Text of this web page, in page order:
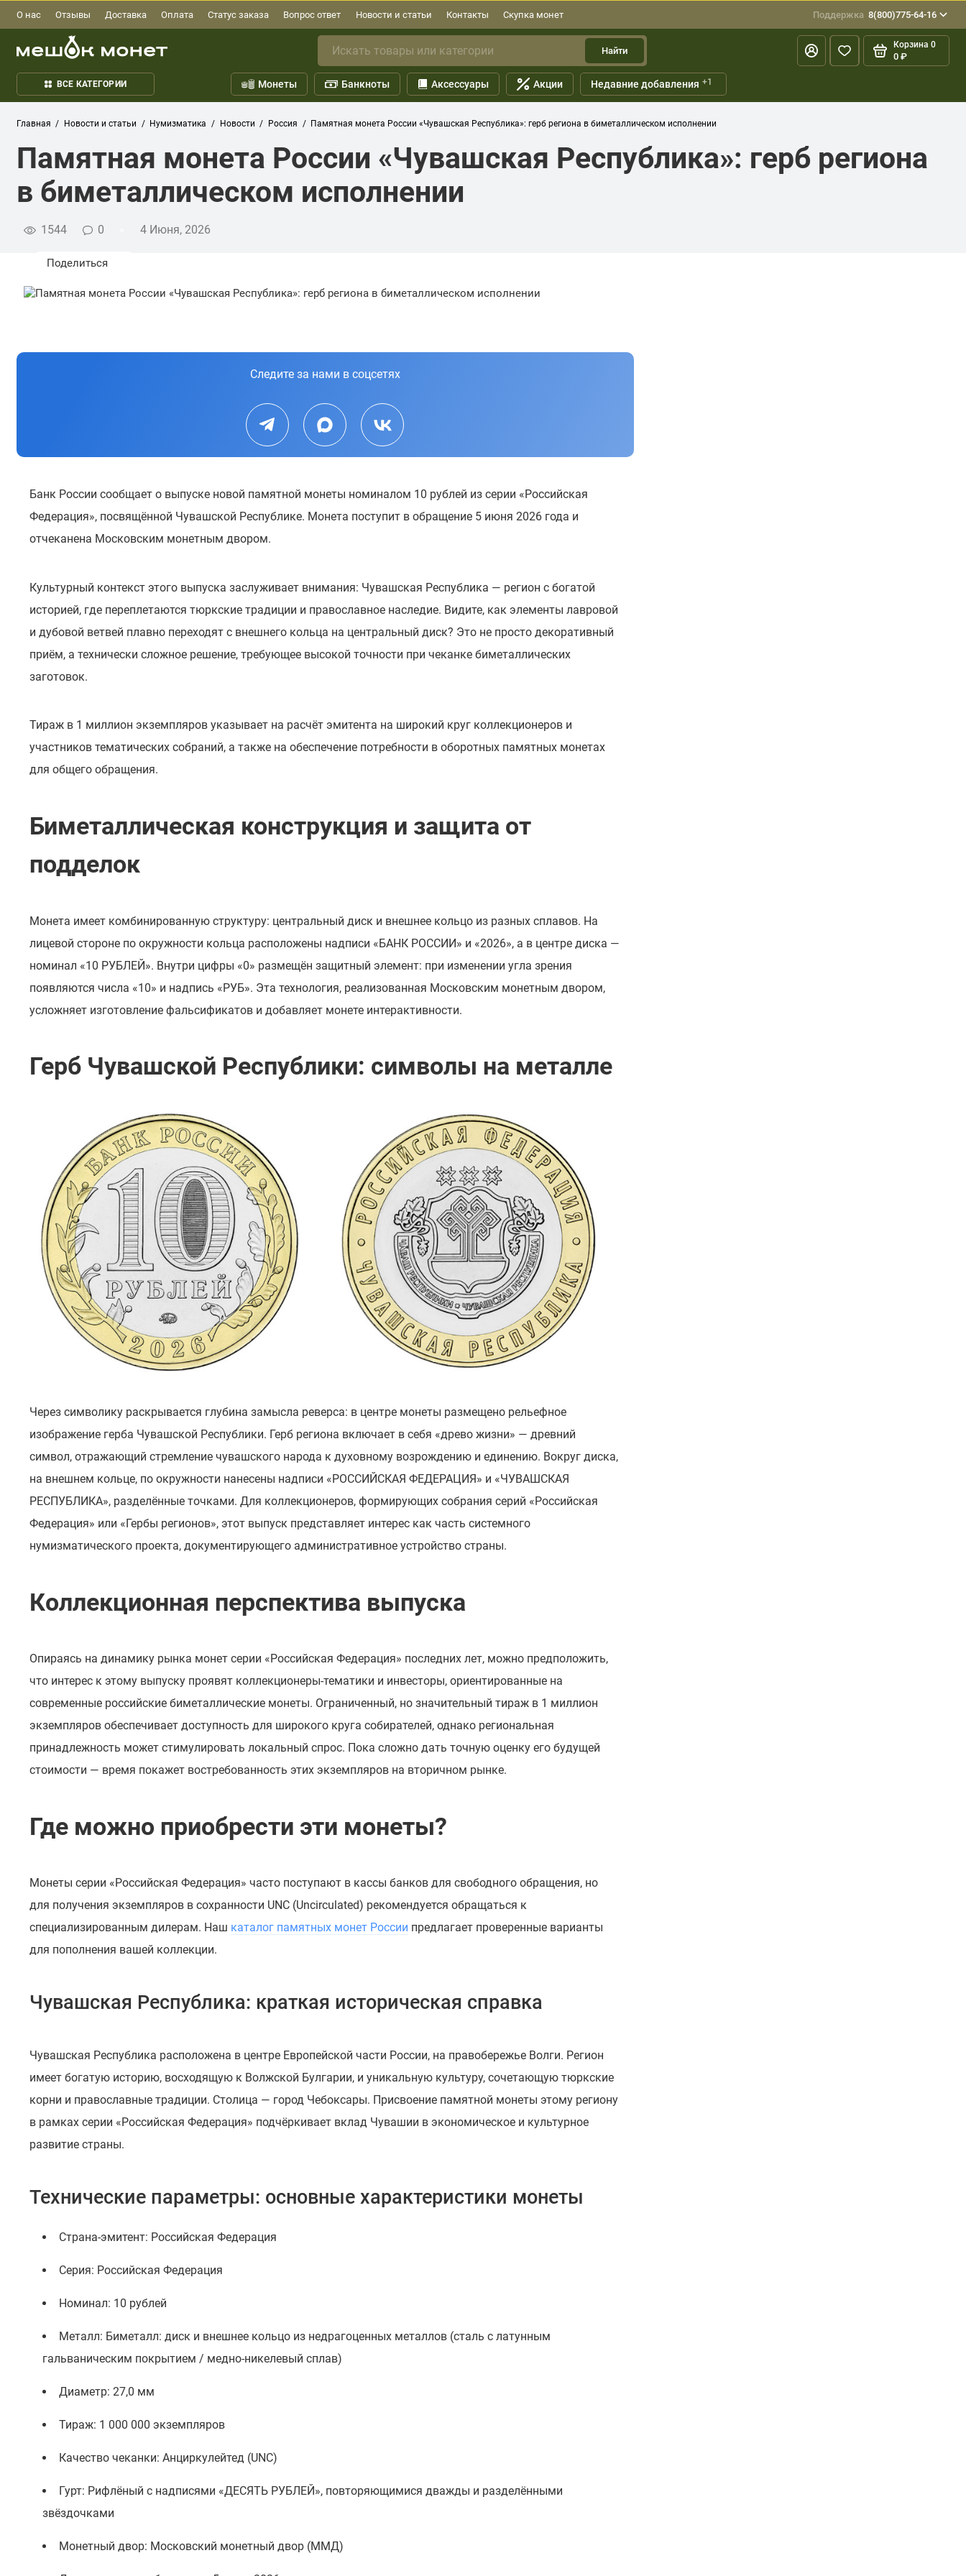
О нас Отзывы Доставка Оплата Статус заказа Вопрос ответ Новости и статьи Контакты Скупка монет Поддержка 8(800)775-64-16
Найти
Корзина 0
0 ₽
ВСЕ КАТЕГОРИИ Монеты Банкноты Аксессуары Акции Недавние добавления +1
Главная Новости и статьи Нумизматика Новости Россия Памятная монета России «Чувашская Республика»: герб региона в биметаллическом исполнении
Памятная монета России «Чувашская Республика»: герб региона
в биметаллическом исполнении
1544 0 4 Июня, 2026
Поделиться
Следите за нами в соцсетях
Банк России сообщает о выпуске новой памятной монеты номиналом 10 рублей из серии «Российская
Федерация», посвящённой Чувашской Республике. Монета поступит в обращение 5 июня 2026 года и
отчеканена Московским монетным двором.
Культурный контекст этого выпуска заслуживает внимания: Чувашская Республика — регион с богатой
историей, где переплетаются тюркские традиции и православное наследие. Видите, как элементы лавровой
и дубовой ветвей плавно переходят с внешнего кольца на центральный диск? Это не просто декоративный
приём, а технически сложное решение, требующее высокой точности при чеканке биметаллических
заготовок.
Тираж в 1 миллион экземпляров указывает на расчёт эмитента на широкий круг коллекционеров и
участников тематических собраний, а также на обеспечение потребности в оборотных памятных монетах
для общего обращения.
Биметаллическая конструкция и защита от
подделок
Монета имеет комбинированную структуру: центральный диск и внешнее кольцо из разных сплавов. На
лицевой стороне по окружности кольца расположены надписи «БАНК РОССИИ» и «2026», а в центре диска —
номинал «10 РУБЛЕЙ». Внутри цифры «0» размещён защитный элемент: при изменении угла зрения
появляются числа «10» и надпись «РУБ». Эта технология, реализованная Московским монетным двором,
усложняет изготовление фальсификатов и добавляет монете интерактивности.
Герб Чувашской Республики: символы на металле
Через символику раскрывается глубина замысла реверса: в центре монеты размещено рельефное
изображение герба Чувашской Республики. Герб региона включает в себя «древо жизни» — древний
символ, отражающий стремление чувашского народа к духовному возрождению и единению. Вокруг диска,
на внешнем кольце, по окружности нанесены надписи «РОССИЙСКАЯ ФЕДЕРАЦИЯ» и «ЧУВАШСКАЯ
РЕСПУБЛИКА», разделённые точками. Для коллекционеров, формирующих собрания серий «Российская
Федерация» или «Гербы регионов», этот выпуск представляет интерес как часть системного
нумизматического проекта, документирующего административное устройство страны.
Коллекционная перспектива выпуска
Опираясь на динамику рынка монет серии «Российская Федерация» последних лет, можно предположить,
что интерес к этому выпуску проявят коллекционеры-тематики и инвесторы, ориентированные на
современные российские биметаллические монеты. Ограниченный, но значительный тираж в 1 миллион
экземпляров обеспечивает доступность для широкого круга собирателей, однако региональная
принадлежность может стимулировать локальный спрос. Пока сложно дать точную оценку его будущей
стоимости — время покажет востребованность этих экземпляров на вторичном рынке.
Где можно приобрести эти монеты?
Монеты серии «Российская Федерация» часто поступают в кассы банков для свободного обращения, но
для получения экземпляров в сохранности UNC (Uncirculated) рекомендуется обращаться к
специализированным дилерам. Наш каталог памятных монет России предлагает проверенные варианты
для пополнения вашей коллекции.
Чувашская Республика: краткая историческая справка
Чувашская Республика расположена в центре Европейской части России, на правобережье Волги. Регион
имеет богатую историю, восходящую к Волжской Булгарии, и уникальную культуру, сочетающую тюркские
корни и православные традиции. Столица — город Чебоксары. Присвоение памятной монеты этому региону
в рамках серии «Российская Федерация» подчёркивает вклад Чувашии в экономическое и культурное
развитие страны.
Технические параметры: основные характеристики монеты
Страна-эмитент: Российская Федерация
Серия: Российская Федерация
Номинал: 10 рублей
Металл: Биметалл: диск и внешнее кольцо из недрагоценных металлов (сталь с латунным
гальваническим покрытием / медно-никелевый сплав)
Диаметр: 27,0 мм
Тираж: 1 000 000 экземпляров
Качество чеканки: Анциркулейтед (UNC)
Гурт: Рифлёный с надписями «ДЕСЯТЬ РУБЛЕЙ», повторяющимися дважды и разделёнными
звёздочками
Монетный двор: Московский монетный двор (ММД)